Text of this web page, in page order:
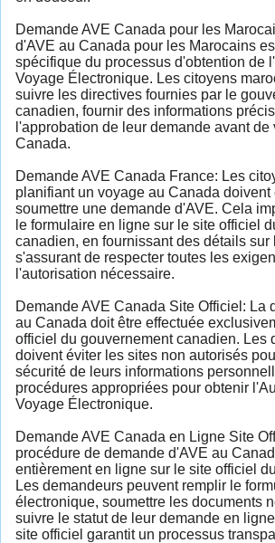
Demande AVE Canada pour les
d'AVE au Canada pour les Marocains
spécifique du processus d'obtention de
Voyage Électronique. Les citoyens
suivre les directives fournies par le
canadien, fournir des informations
l'approbation de leur demande avant de
Canada.
Demande AVE Canada France: Les
planifiant un voyage au Canada doivent
soumettre une demande d'AVE. Cela
le formulaire en ligne sur le site officiel
canadien, en fournissant des détails sur
s'assurant de respecter toutes les
l'autorisation nécessaire.
Demande AVE Canada Site Officiel: La
au Canada doit être effectuée
officiel du gouvernement canadien. Les
doivent éviter les sites non autorisés
sécurité de leurs informations
procédures appropriées pour obtenir
Voyage Électronique.
Demande AVE Canada en Ligne Site
procédure de demande d'AVE au
entièrement en ligne sur le site officiel
Les demandeurs peuvent remplir le
électronique, soumettre les documents
suivre le statut de leur demande en
site officiel garantit un processus